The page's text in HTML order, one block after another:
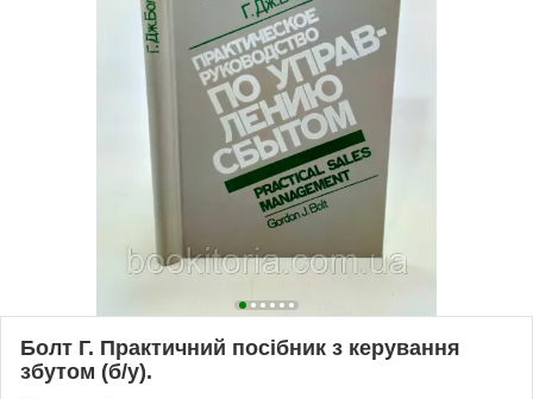
Болт Г. Практичний посібник з керування
збутом (б/у).